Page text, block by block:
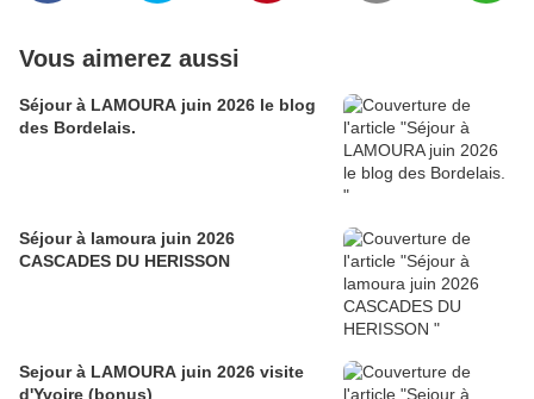
Vous aimerez aussi
Séjour à LAMOURA juin 2026 le blog
des Bordelais.
Séjour à lamoura juin 2026
CASCADES DU HERISSON
Sejour à LAMOURA juin 2026 visite
d'Yvoire (bonus)